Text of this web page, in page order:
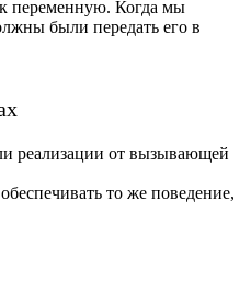
переменную. Когда мы
были передать его в
реализации от вызывающей
то же поведение,